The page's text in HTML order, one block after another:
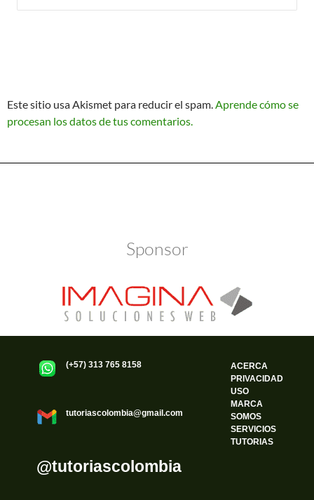
Este sitio usa Akismet para reducir el spam.Aprende cómo se
procesan los datos de tus comentarios.
Sponsor
(+57) 313 765 8158
tutoriascolombia@gmail.com
@tutoriascolombia
ACERCA
PRIVACIDAD
USO
MARCA
SOMOS
SERVICIOS
TUTORIAS